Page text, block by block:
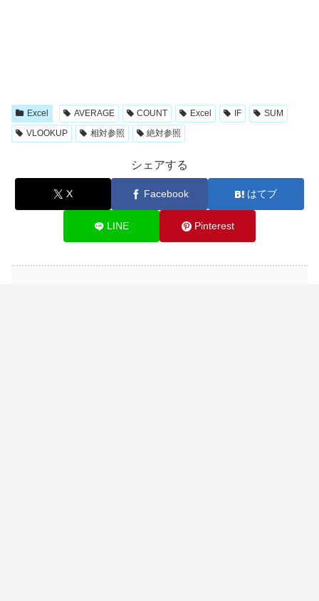
Excel AVERAGE COUNT Excel IF
SUM
VLOOKUP
相対参照 絶対参照
シェアする
X Facebook はてブ
LINE Pinterest